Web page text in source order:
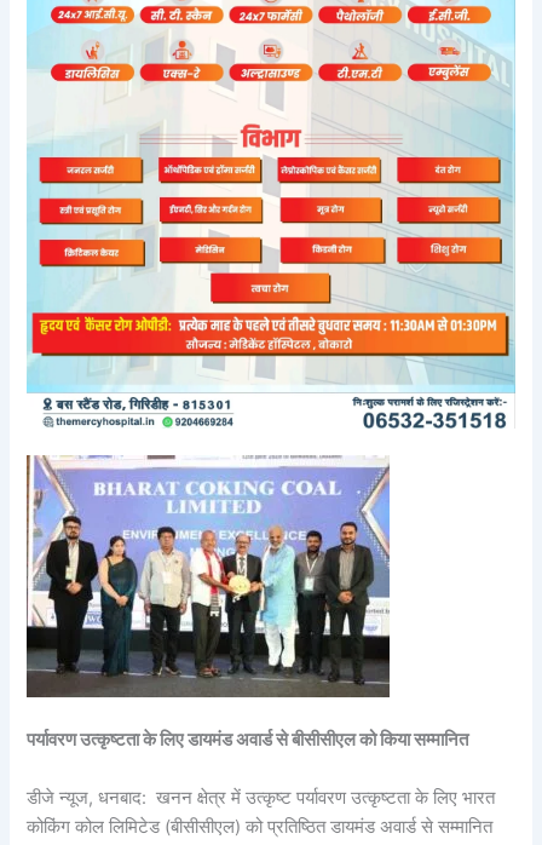
पर्यावरण उत्कृष्टता के लिए डायमंड अवार्ड से बीसीसीएल को किया सम्मानित
डीजे न्यूज, धनबाद: खनन क्षेत्र में उत्कृष्ट पर्यावरण उत्कृष्टता के लिए भारत
कोकिंग कोल लिमिटेड (बीसीसीएल) को प्रतिष्ठित डायमंड अवार्ड से सम्मानित